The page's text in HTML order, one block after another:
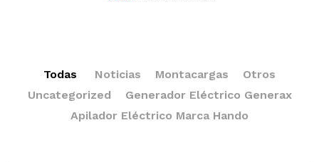
Todas Noticias Montacargas
Otros
Uncategorized
Generador Eléctrico Generax
Apilador Eléctrico Marca Hando